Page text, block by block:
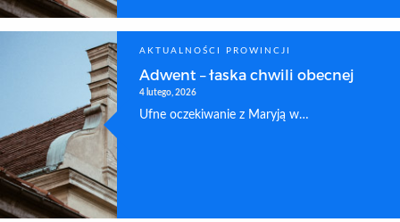
AKTUALNOŚCI PROWINCJI
Adwent – łaska chwili obecnej
4 lutego, 2026
Ufne oczekiwanie z Maryją w…